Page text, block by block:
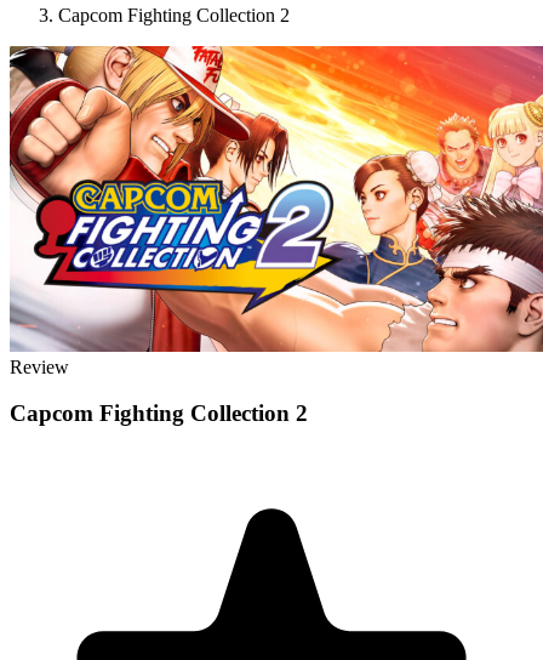
Capcom Fighting Collection 2
Review
Capcom Fighting Collection 2